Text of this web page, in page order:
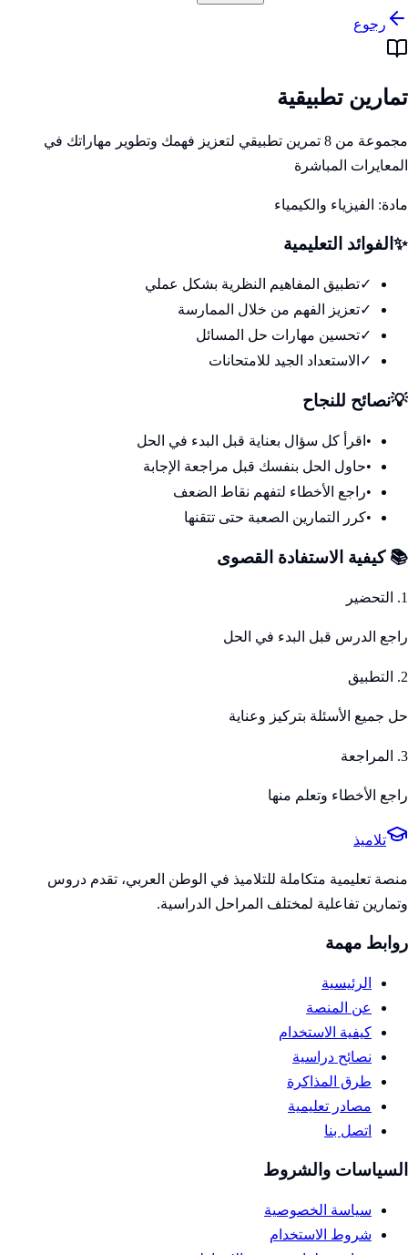
رجوع
تمارين تطبيقية
مجموعة من 8 تمرين تطبيقي لتعزيز فهمك وتطوير مهاراتك في
المعايرات المباشرة
مادة: الفيزياء والكيمياء
✨ الفوائد التعليمية
✓تطبيق المفاهيم النظرية بشكل عملي
✓تعزيز الفهم من خلال الممارسة
✓تحسين مهارات حل المسائل
✓ الاستعداد الجيد للامتحانات
💡نصائح للنجاح
• اقرأ كل سؤال بعناية قبل البدء في الحل
•حاول الحل بنفسك قبل مراجعة الإجابة
•راجع الأخطاء لتفهم نقاط الضعف
•كرر التمارين الصعبة حتى تتقنها
📚 كيفية الاستفادة القصوى
1. التحضير
راجع الدرس قبل البدء في الحل
2. التطبيق
حل جميع الأسئلة بتركيز وعناية
3. المراجعة
راجع الأخطاء وتعلم منها
تلاميذ
منصة تعليمية متكاملة للتلاميذ في الوطن العربي، تقدم دروس
وتمارين تفاعلية لمختلف المراحل الدراسية.
روابط مهمة
الرئيسية
عن المنصة
كيفية الاستخدام
نصائح دراسية
طرق المذاكرة
مصادر تعليمية
اتصل بنا
السياسات والشروط
سياسة الخصوصية
شروط الاستخدام